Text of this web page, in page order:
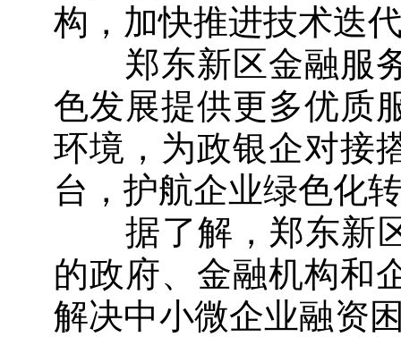
构，加快推进技术迭
郑东新区金融服务
色发展提供更多优质
环境，为政银企对接
台，护航企业绿色化
据了解，郑东新区
的政府、金融机构和
解决中小微企业融资